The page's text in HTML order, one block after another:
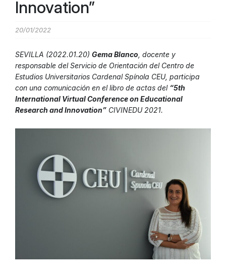
Innovation”
20/01/2022
SEVILLA (2022.01.20) Gema Blanco , docente y
responsable del Servicio de Orientación del Centro de
Estudios Universitarios Cardenal Spínola CEU, participa
con una comunicación en el libro de actas del “5th
International Virtual Conference on Educational
Research and Innovation” CIVINEDU 2021.